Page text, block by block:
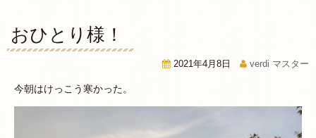
おひとり様！
2021年4月8日 verdi マスター
今朝はけっこう寒かった。